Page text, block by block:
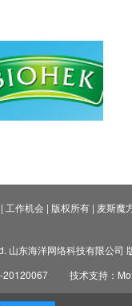
| 工作机会| 版权所有| 麦斯魔
山东海洋网络科技有限公司
20120067 技术支持：